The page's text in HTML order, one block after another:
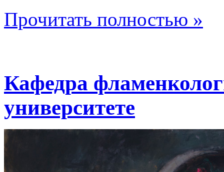
Прочитать полностью »
Кафедра
университете